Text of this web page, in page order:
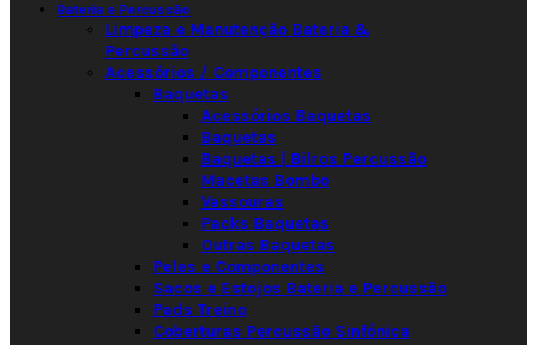
Bateria e Percussão
Limpeza e Manutenção Bateria &
Percussão
Acessórios / Componentes
Baquetas
Acessórios Baquetas
Baquetas
Baquetas | Bilros Percussão
Macetas Bombo
Vassouras
Packs Baquetas
Outras Baquetas
Peles e Componentes
Sacos e Estojos Bateria e Percussão
Pads Treino
Coberturas Percussão Sinfónica